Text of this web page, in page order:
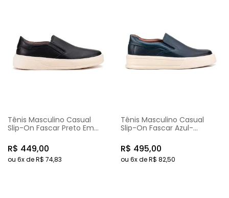
Tênis Masculino Casual
Slip-On Fascar Preto Em
R$ 449,00
ou 6x deR$ 74,83
Tênis Masculino Casual
Slip-On Fascar Azul-
R$ 495,00
ou 6x deR$ 82,50